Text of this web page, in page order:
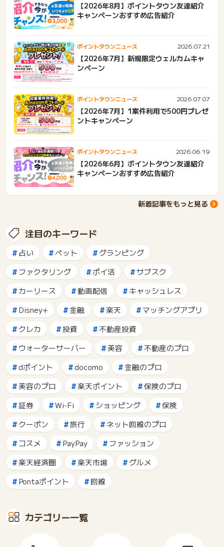
【2026年8月】ポイントタウン友達紹介
キャンペーンおすすめ広告紹介
ポイントタウンニュース 2026.07.21
【2026年7月】新規限定ウェルカムキャ
ンペーン
ポイントタウンニュース 2026.07.07
【2026年7月】1案件利用で500円プレゼ
ントキャンペーン
ポイントタウンニュース 2026.06.19
【2026年6月】ポイントタウン友達紹介
キャンペーンおすすめ広告紹介
新着記事をもっと見る
注目のキーワード
占い ペット
グランピング
ファクタリング
ポイ活
サブスク
カーリース
動画配信
キャッシュレス
Disney+
金融 楽天
マッチングアプリ
クレカ
投資
不動産投資
ウォーターサーバー
美容
不動産のプロ
dポイント
docomo
金融のプロ
美容のプロ
楽天ポイント
保険のプロ
証券
Wi-Fi ショッピング
保険
クーポン
旅行
ネット回線のプロ
コスメ
PayPay
ファッション
楽天経済圏
楽天市場
グルメ
Pontaポイント
回線
カテゴリー一覧